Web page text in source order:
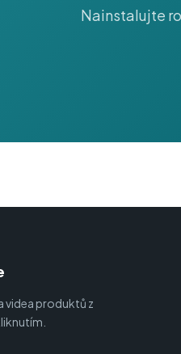
Nainstalujte
videa produktů z